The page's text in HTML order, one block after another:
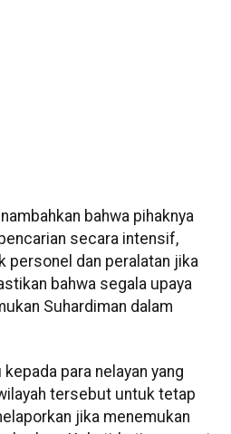
bahwa pihaknya
secara intensif,
personel dan peralatan jika
bahwa segala upaya
Suhardiman dalam
para nelayan yang
tersebut untuk tetap
jika menemukan